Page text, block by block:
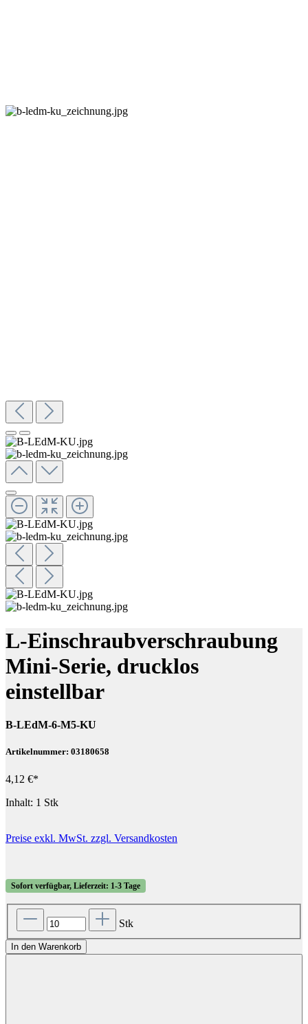
L-Einschraubverschraubung
Mini-Serie, drucklos
einstellbar
B-LEdM-6-M5-KU
Artikelnummer: 03180658
4,12 €*
Inhalt: 1 Stk
Preise exkl. MwSt. zzgl. Versandkosten
Sofort verfügbar, Lieferzeit: 1-3 Tage
Stk
In den Warenkorb